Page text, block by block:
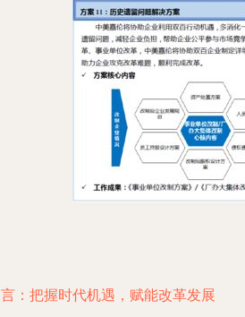
：把握时代机遇，赋能改革发展